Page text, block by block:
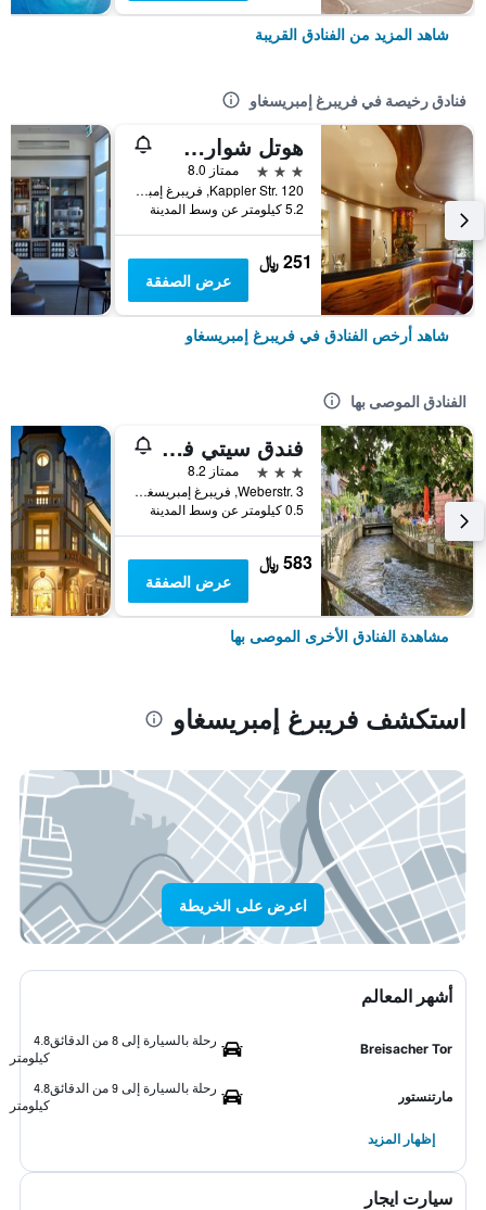
شاهد المزيد من الفنادق القريبة
فنادق رخيصة في فريبرغ إمبريسغاو
هوتل شوارس لفين فرايبورج
3 نجوم
ممتاز 8.0
Kappler Str. 120, فريبرغ إمبريسغاو, بادن - فورتمبيرغ, ألمانيا
5.2 كيلومتر عن وسط المدينة
251 ﷼
عرض الصفقة
شاهد أرخص الفنادق في فريبرغ إمبريسغاو
الفنادق الموصى بها
فندق سيتي فرايبورغ
3 نجوم
ممتاز 8.2
Weberstr. 3, فريبرغ إمبريسغاو, بادن - فورتمبيرغ, ألمانيا
0.5 كيلومتر عن وسط المدينة
583 ﷼
عرض الصفقة
مشاهدة الفنادق الأخرى الموصى بها
استكشف فريبرغ إمبريسغاو
اعرض على الخريطة
أشهر المعالم
Breisacher Tor
رحلة بالسيارة إلى 8 من الدقائق
4.8
كيلومتر
مارتنستور
رحلة بالسيارة إلى 9 من الدقائق
4.8
كيلومتر
إظهار المزيد
سيارت ايجار